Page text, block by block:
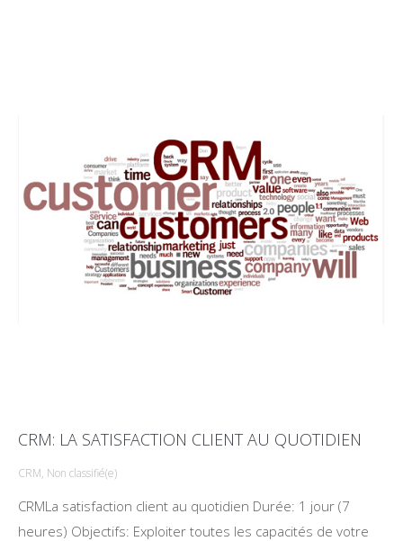
CRM: LA SATISFACTION CLIENT AU QUOTIDIEN
CRM, Non classifié(e)
CRMLa satisfaction client au quotidien Durée: 1 jour (7
heures) Objectifs: Exploiter toutes les capacités de votre